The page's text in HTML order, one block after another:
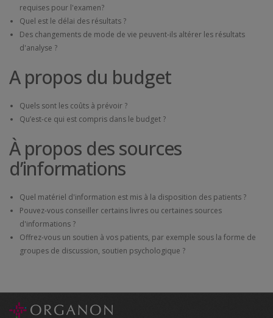
requises pour l'examen?
Quel est le délai des résultats ?
Des changements de mode de vie peuvent-ils altérer les résultats
d'analyse ?
A propos du budget
Quels sont les coûts à prévoir ?
Qu’est-ce qui est compris dans le budget ?
À propos des sources
d’informations
Quel matériel d'information est mis à la disposition des patients ?
Pouvez-vous conseiller certains livres ou certaines sources
d'informations ?
Offrez-vous un soutien à vos patients, par exemple sous la forme de
groupes de discussion, soutien psychologique ?